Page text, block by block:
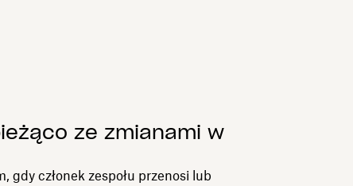
ze zmianami w
gdy członek zespołu przenosi lub